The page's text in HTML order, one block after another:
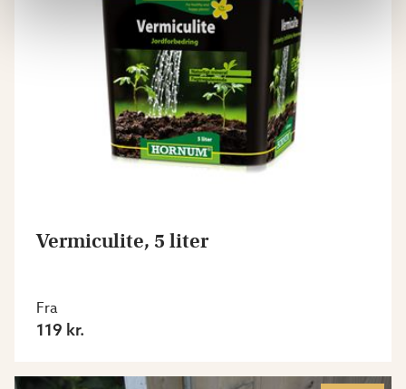
Vermiculite, 5 liter
Fra
119 kr.